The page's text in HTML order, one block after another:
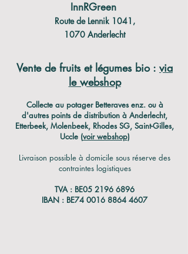
InnRGreen
Route de Lennik 1041,
1070 Anderlecht
Vente de fruits et légumes bio : via
le webshop
Collecte au potager Betteraves enz. ou à
d'autres points de distribution à Anderlecht,
Etterbeek, Molenbeek, Rhodes SG, Saint-Gilles,
Uccle (voir webshop)
Livraison possible à domicile sous réserve des
contraintes logistiques
TVA : BE05 2196 6896
IBAN : BE74 0016 8864 4607